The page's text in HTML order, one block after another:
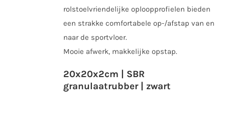
rolstoelvriendelijke oploopprofielen bieden
een strakke comfortabele op-/afstap van en
naar de sportvloer.
Mooie afwerk, makkelijke opstap.
20x20x2cm | SBR
granulaatrubber | zwart